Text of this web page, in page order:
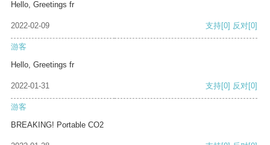
Hello, Greetings fr
2022-02-09 支持[0] 反对[0]
游客
Hello, Greetings fr
2022-01-31 支持[0] 反对[0]
游客
BREAKING! Portable CO2